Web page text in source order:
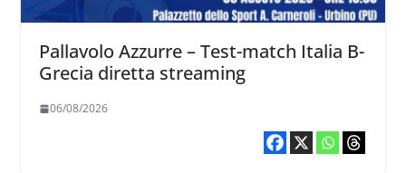
Pallavolo Azzurre – Test-match Italia B-
Grecia diretta streaming
06/08/2026